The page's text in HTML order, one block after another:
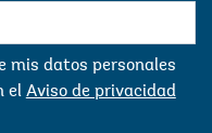
mis datos personales
el Aviso de privacidad